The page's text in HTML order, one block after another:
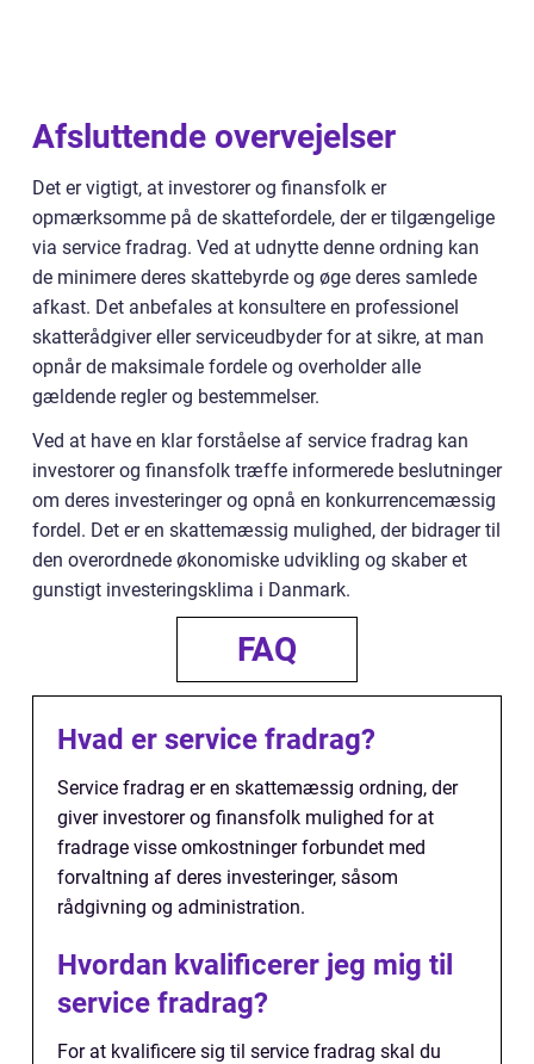
Afsluttende overvejelser
Det er vigtigt, at investorer og finansfolk er
opmærksomme på de skattefordele, der er tilgængelige
via service fradrag. Ved at udnytte denne ordning kan
de minimere deres skattebyrde og øge deres samlede
afkast. Det anbefales at konsultere en professionel
skatterådgiver eller serviceudbyder for at sikre, at man
opnår de maksimale fordele og overholder alle
gældende regler og bestemmelser.
Ved at have en klar forståelse af service fradrag kan
investorer og finansfolk træffe informerede beslutninger
om deres investeringer og opnå en konkurrencemæssig
fordel. Det er en skattemæssig mulighed, der bidrager til
den overordnede økonomiske udvikling og skaber et
gunstigt investeringsklima i Danmark.
FAQ
Hvad er service fradrag?
Service fradrag er en skattemæssig ordning, der
giver investorer og finansfolk mulighed for at
fradrage visse omkostninger forbundet med
forvaltning af deres investeringer, såsom
rådgivning og administration.
Hvordan kvalificerer jeg mig til
service fradrag?
For at kvalificere sig til service fradrag skal du